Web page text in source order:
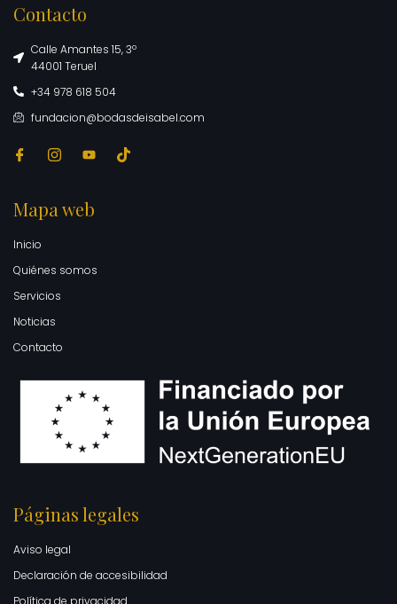
Contacto
Calle Amantes 15, 3º
44001 Teruel
+34 978 618 504
fundacion@bodasdeisabel.com
Mapa web
Inicio
Quiénes somos
Servicios
Noticias
Contacto
Páginas legales
Aviso legal
Declaración de accesibilidad
Política de privacidad